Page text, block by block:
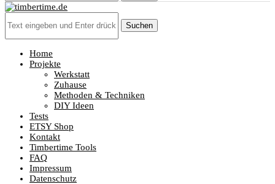
Suchen
Home
Projekte
Werkstatt
Zuhause
Methoden & Techniken
DIY Ideen
Tests
ETSY Shop
Kontakt
Timbertime Tools
FAQ
Impressum
Datenschutz